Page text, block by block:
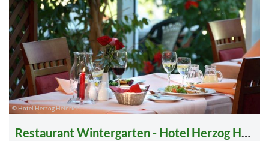
© Hotel Herzog Heinrich
Restaurant Wintergarten - Hotel Herzog Heinrich